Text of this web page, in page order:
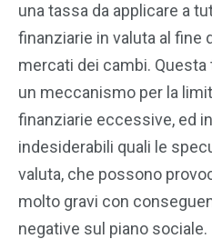
una tassa da applicare a
finanziarie in valuta al fine
mercati dei cambi.
un meccanismo per la
finanziarie eccessive, ed
indesiderabili quali le
valuta, che possono
molto gravi con
negative sul piano sociale.